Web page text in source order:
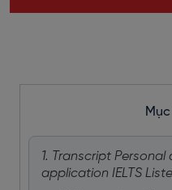
1. Transcript
application IELTS